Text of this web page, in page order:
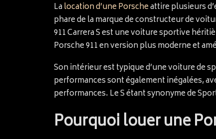
Lalocation d’une Porscheattire plusieurs
phare de la marque de constructeur de
911 Carrera S est une voiture sportive
Porsche 911 en version plus moderne et
Son intérieur est typique d’une voiture de
performances sont également inégalées,
performances. Le S étant synonyme de
Pourquoi louer une